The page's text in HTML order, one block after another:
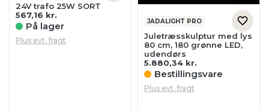
24V trafo 25W SORT
567,16 kr.
På lager
Plus evt. fragt
JADALIGHT PRO
Juletræsskulptur med lys
80 cm, 180 grønne LED,
udendørs
5.880,34 kr.
Bestillingsvare
Plus evt. fragt